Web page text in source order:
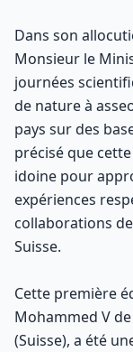
Dans son
Monsieur le
journées
de nature à
pays sur des
précisé que
idoine pour
expériences
collaborations
Suisse.
Cette première
Mohammed V
(Suisse), a été